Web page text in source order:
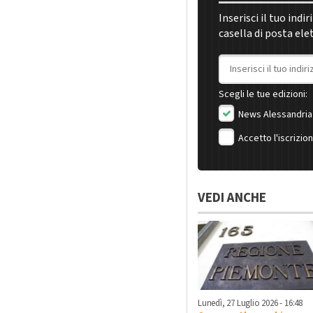
Inserisci il tuo
casella di posta
Indirizzo email
Scegli le tue edizioni:
News Alessandria
Accetto
VEDI ANCHE
Lunedì, 27 Luglio 2026 - 16:48